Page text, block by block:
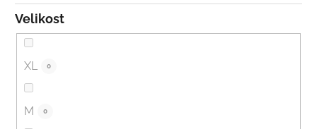
Velikost
XL 0
M 0